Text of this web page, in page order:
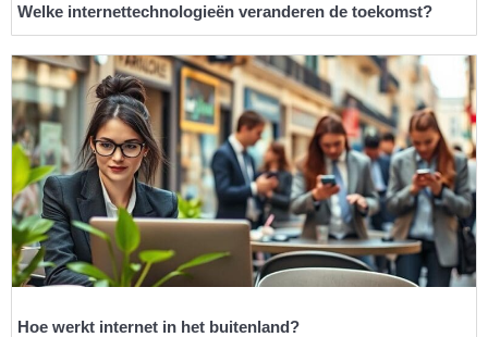
Welke internettechnologieën veranderen de toekomst?
Hoe werkt internet in het buitenland?